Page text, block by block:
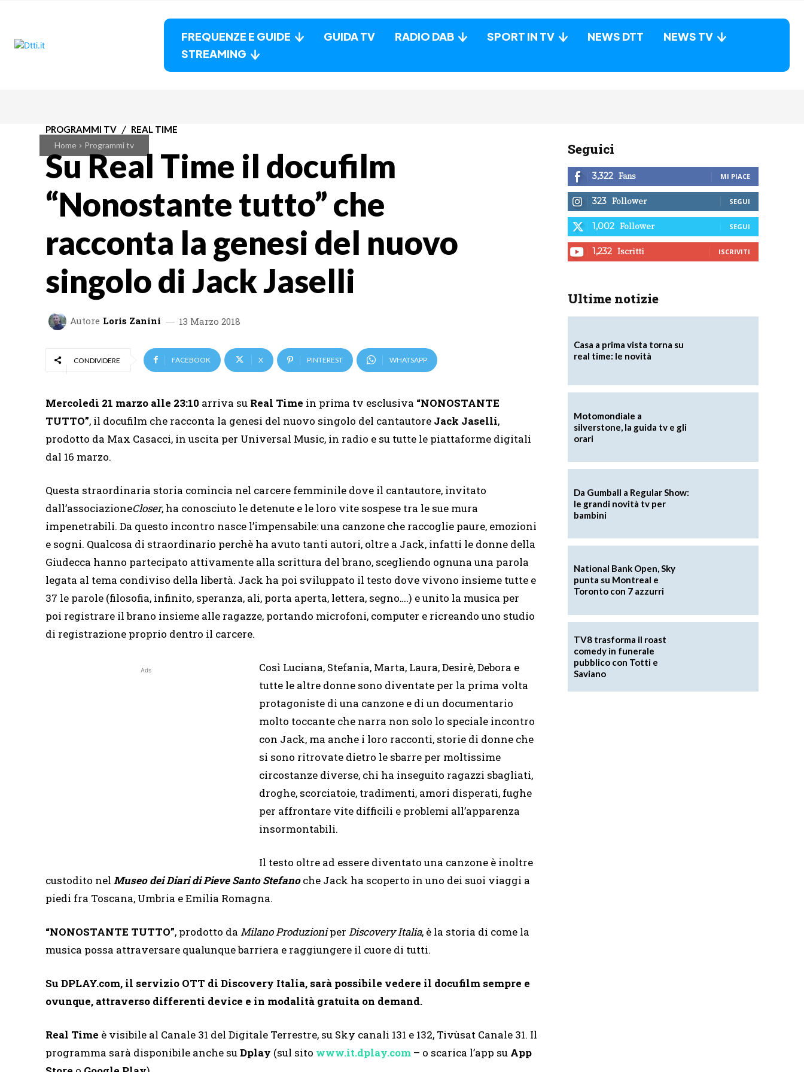
FREQUENZE E GUIDE GUIDA TV RADIO DAB SPORT IN TV NEWS DTT
NEWS TV
STREAMING
Home Programmi tv
PROGRAMMI TV REAL TIME
Su Real Time il docufilm
“Nonostante tutto” che
racconta la genesi del nuovo
singolo di Jack Jaselli
Autore Loris Zanini 13 Marzo 2018
CONDIVIDERE FACEBOOK X PINTEREST WHATSAPP
Mercoledì 21 marzo alle 23:10 arriva su Real Time in prima tv esclusiva “NONOSTANTE
TUTTO”, il docufilm che racconta la genesi del nuovo singolo del cantautore Jack Jaselli,
prodotto da Max Casacci, in uscita per Universal Music, in radio e su tutte le piattaforme digitali
dal 16 marzo.
Questa straordinaria storia comincia nel carcere femminile dove il cantautore, invitato
dall’associazioneCloser, ha conosciuto le detenute e le loro vite sospese tra le sue mura
impenetrabili. Da questo incontro nasce l’impensabile: una canzone che raccoglie paure, emozioni
e sogni. Qualcosa di straordinario perchè ha avuto tanti autori, oltre a Jack, infatti le donne della
Giudecca hanno partecipato attivamente alla scrittura del brano, scegliendo ognuna una parola
legata al tema condiviso della libertà. Jack ha poi sviluppato il testo dove vivono insieme tutte e
37 le parole (filosofia, infinito, speranza, ali, porta aperta, lettera, segno….) e unito la musica per
poi registrare il brano insieme alle ragazze, portando microfoni, computer e ricreando uno studio
di registrazione proprio dentro il carcere.
Ads
Così Luciana, Stefania, Marta, Laura, Desirè, Debora e
tutte le altre donne sono diventate per la prima volta
protagoniste di una canzone e di un documentario
molto toccante che narra non solo lo speciale incontro
con Jack, ma anche i loro racconti, storie di donne che
si sono ritrovate dietro le sbarre per moltissime
circostanze diverse, chi ha inseguito ragazzi sbagliati,
droghe, scorciatoie, tradimenti, amori disperati, fughe
per affrontare vite difficili e problemi all’apparenza
insormontabili.
Il testo oltre ad essere diventato una canzone è inoltre
custodito nel Museo dei Diari di Pieve Santo Stefanoche Jack ha scoperto in uno dei suoi viaggi a
piedi fra Toscana, Umbria e Emilia Romagna.
“NONOSTANTE TUTTO”, prodotto da Milano Produzioniper Discovery Italia, è la storia di come la
musica possa attraversare qualunque barriera e raggiungere il cuore di tutti.
Su DPLAY.com, il servizio OTT di Discovery Italia, sarà possibile vedere il docufilm sempre e
ovunque, attraverso differenti device e in modalità gratuita on demand.
Real Time è visibile al Canale 31 del Digitale Terrestre, su Sky canali 131 e 132, Tivùsat Canale 31. Il
programma sarà disponibile anche suDplay (sul sito www.it.dplay.com – o scarica l’app su App
Seguici
3,322 Fans MI PIACE
323 Follower SEGUI
1,002 Follower SEGUI
1,232 Iscritti ISCRIVITI
Ultime notizie
Casa a prima vista torna su
real time: le novità
Motomondiale a
silverstone, la guida tv e gli
orari
Da Gumball a Regular Show:
le grandi novità tv per
bambini
National Bank Open, Sky
punta su Montreal e
Toronto con 7 azzurri
TV8 trasforma il roast
comedy in funerale
pubblico con Totti e
Saviano